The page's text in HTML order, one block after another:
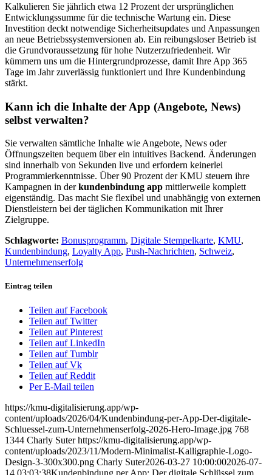
Kalkulieren Sie jährlich etwa 12 Prozent der ursprünglichen
Entwicklungssumme für die technische Wartung ein. Diese
Investition deckt notwendige Sicherheitsupdates und Anpassungen
an neue Betriebssystemversionen ab. Ein reibungsloser Betrieb ist
die Grundvoraussetzung für hohe Nutzerzufriedenheit. Wir
kümmern uns um die Hintergrundprozesse, damit Ihre App 365
Tage im Jahr zuverlässig funktioniert und Ihre Kundenbindung
stärkt.
Kann ich die Inhalte der App (Angebote, News)
selbst verwalten?
Sie verwalten sämtliche Inhalte wie Angebote, News oder
Öffnungszeiten bequem über ein intuitives Backend. Änderungen
sind innerhalb von Sekunden live und erfordern keinerlei
Programmierkenntnisse. Über 90 Prozent der KMU steuern ihre
Kampagnen in derkundenbindung app mittlerweile komplett
eigenständig. Das macht Sie flexibel und unabhängig von externen
Dienstleistern bei der täglichen Kommunikation mit Ihrer
Zielgruppe.
Schlagworte: Bonusprogramm, Digitale Stempelkarte, KMU,
Kundenbindung, Loyalty App, Push-Nachrichten, Schweiz,
Unternehmenserfolg
Eintrag teilen
Teilen auf Facebook
Teilen auf Twitter
Teilen auf Pinterest
Teilen auf LinkedIn
Teilen auf Tumblr
Teilen auf Vk
Teilen auf Reddit
Per E-Mail teilen
https://kmu-digitalisierung.app/wp-
content/uploads/2026/04/Kundenbindung-per-App-Der-digitale-
Schluessel-zum-Unternehmenserfolg-2026-Hero-Image.jpg 768
1344 Charly Suter https://kmu-digitalisierung.app/wp-
content/uploads/2023/11/Modern-Minimalist-Kalligraphie-Logo-
Design-3-300x300.png Charly Suter2026-03-27 10:00:002026-07-
14 03:03:38Kundenbindung per App: Der digitale Schlüssel zum